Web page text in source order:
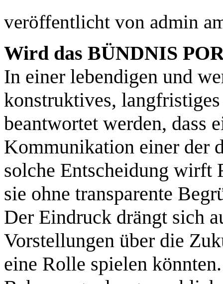
veröffentlicht von admin
Wird das BÜNDNIS
In einer lebendigen und
konstruktives,
beantwortet werden, dass
Kommunikation einer der
solche Entscheidung wirft
sie ohne transparente
Der Eindruck drängt sich
Vorstellungen über die
eine Rolle spielen